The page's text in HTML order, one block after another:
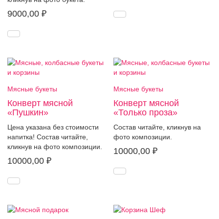
9000,00 ₽
Мясные букеты
Конверт мясной
«Пушкин»
Цена указана без стоимости
напитка! Состав читайте,
кликнув на фото композиции.
10000,00 ₽
Мясные букеты
Конверт мясной
«Только проза»
Состав читайте, кликнув на
фото композиции.
10000,00₽